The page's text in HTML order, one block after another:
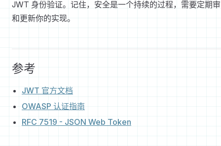
JWT 身份验证。记住，安全是一个持续的过程，需要定期
和更新你的实现。
参考
JWT 官方文档
OWASP 认证指南
RFC 7519 - JSON Web Token